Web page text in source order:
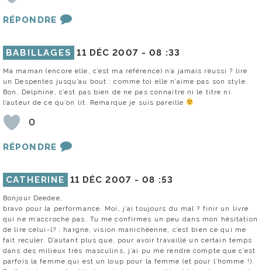
RÉPONDRE
BABILLAGES 11 DÉC 2007 -08 :33
Ma maman (encore elle, c’est ma référence) n’a jamais réussi ? lire
un Despentes jusqu’au bout : comme toi elle n’aime pas son style.
Bon, Delphine, c’est pas bien de ne pas connaitre ni le titre ni
l’auteur de ce qu’on lit. Remarque je suis pareille
0
RÉPONDRE
CATHERINE 11 DÉC 2007 -08 :53
Bonjour Deedee,
bravo pour la performance. Moi, j’ai toujours du mal ? finir un livre
qui ne m’accroche pas. Tu me confirmes un peu dans mon hésitation
de lire celui-l? : hargne, vision manichéenne, c’est bien ce qui me
fait reculer. D’autant plus que, pour avoir travaillé un certain temps
dans des milieux très masculins, j’ai pu me rendre compte que c’est
parfois la femme qui est un loup pour la femme (et pour l’homme !).